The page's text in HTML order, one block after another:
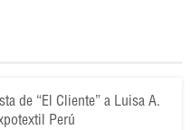
de “El Cliente” a Luisa A.
Perú